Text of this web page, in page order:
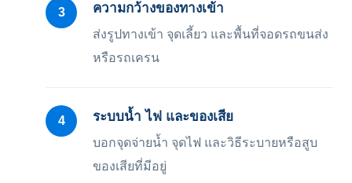
ความกว้างของทางเข้า
ส่งรูปทางเข้า จุดเลี้ยว และพื้นที่จอดรถขนส่ง
หรือรถเครน
ระบบน้ำ ไฟ และของเสีย
บอกจุดจ่ายน้ำ จุดไฟ และวิธีระบายหรือสูบ
ของเสียที่มีอยู่